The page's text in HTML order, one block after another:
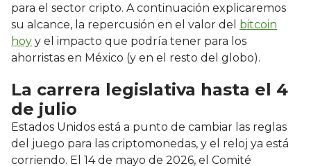
para el sector cripto. A continuación explicaremos
su alcance, la repercusión en el valor del bitcoin
hoy y el impacto que podría tener para los
ahorristas en México (y en el resto del globo).
La carrera legislativa hasta el 4
de julio
Estados Unidos está a punto de cambiar las reglas
del juego para las criptomonedas, y el reloj ya está
corriendo. El 14 de mayo de 2026, el Comité